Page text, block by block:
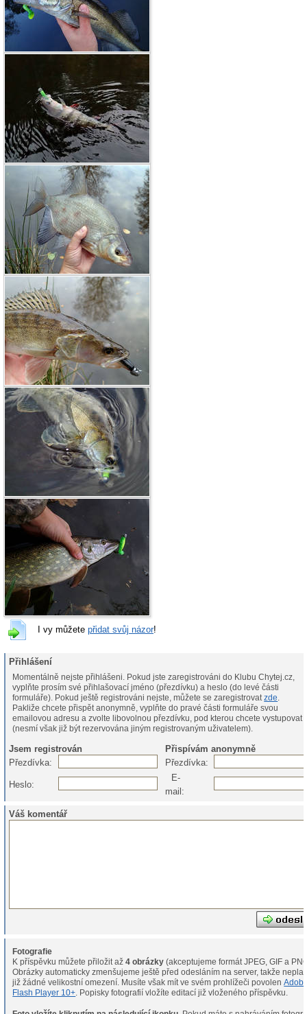
I vy můžete přidat svůj názor!
Přihlášení
Momentálně nejste přihlášeni. Pokud jste zaregistrováni do Klubu Chytej.cz,
vyplňte prosím své přihlašovací jméno (přezdívku) a heslo (do levé části
formuláře). Pokud ještě registrováni nejste, můžete se zaregistrovatzde.
Pakliže chcete přispět anonymně, vyplňte do pravé části formuláře svou
emailovou adresu a zvolte libovolnou přezdívku, pod kterou chcete vystupovat
(nesmí však již být rezervována jiným registrovaným uživatelem).
Jsem registrován
Přispívám anonymně
Přezdívka:
Přezdívka:
Heslo:
E-
mail:
Váš komentář
Fotografie
K příspěvku můžete přiložit až4 obrázky (akceptujeme formát JPEG, GIF a
Obrázky automaticky zmenšujeme ještě před odesláním na server, takže
již žádné velikostní omezení. Musíte však mít ve svém prohlížeči povolen
Flash Player 10+ . Popisky fotografií vložíte editací již vloženého příspěvku.